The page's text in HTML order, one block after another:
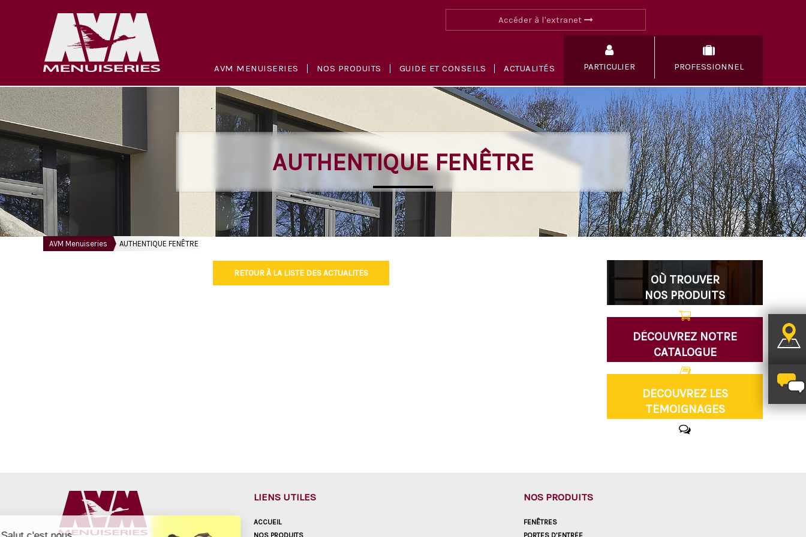
Accéder à l'extranet
AVM MENUISERIES NOS PRODUITS GUIDE ET CONSEILS ACTUALITÉS PARTICULIER PROFESSIONNEL
AUTHENTIQUE FENÊTRE
AVM Menuiseries AUTHENTIQUE FENÊTRE
RETOUR À LA LISTE DES ACTUALITÉS
OÙ TROUVER
NOS PRODUITS
DÉCOUVREZ NOTRE
CATALOGUE
DÉCOUVREZ LES
TÉMOIGNAGES
LIENS UTILES
ACCUEIL
NOS PRODUITS
NOS PRODUITS
FENÊTRES
PORTES D’ENTRÉE